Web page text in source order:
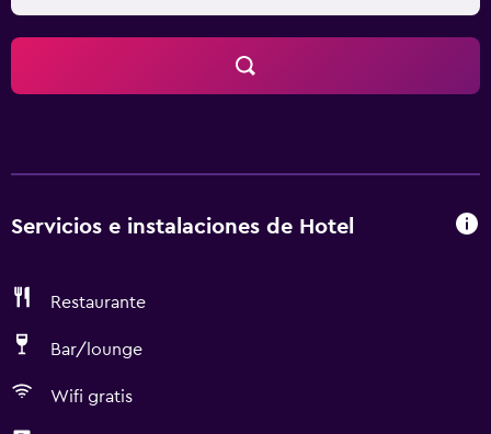
Servicios e instalaciones de Hotel
Restaurante
Bar/lounge
Wifi gratis